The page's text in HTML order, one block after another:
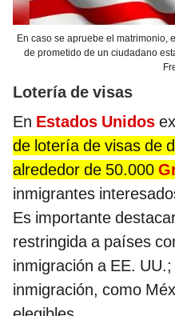
En caso se apruebe el matrimonio,
de prometido de un ciudadano
Lotería de visas
En Estados Unidos
de lotería de visas de
alrededor de 50.000
inmigrantes
Es importante
restringida a países
inmigración a EE.
inmigración, como